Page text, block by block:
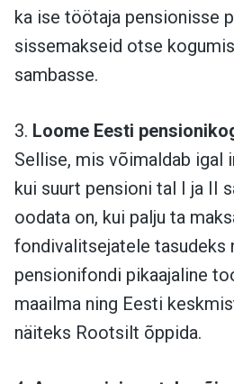
ka ise töötaja pensionisse
sissemakseid otse
sambasse.
3. Loome Eesti
Sellise, mis võimaldab igal
kui suurt pensioni tal I ja II
oodata on, kui palju ta
fondivalitsejatele tasudeks
pensionifondi pikaajaline
maailma ning Eesti
näiteks Rootsilt õppida.